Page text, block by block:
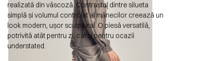
realizată din vâscoză. Contrastul dintre silueta
simplă și volumul controlat al mânecilor creează un
look modern, ușor sculptural. O piesă versatilă,
potrivită atât pentru zi, cât și pentru ocazii
understated.